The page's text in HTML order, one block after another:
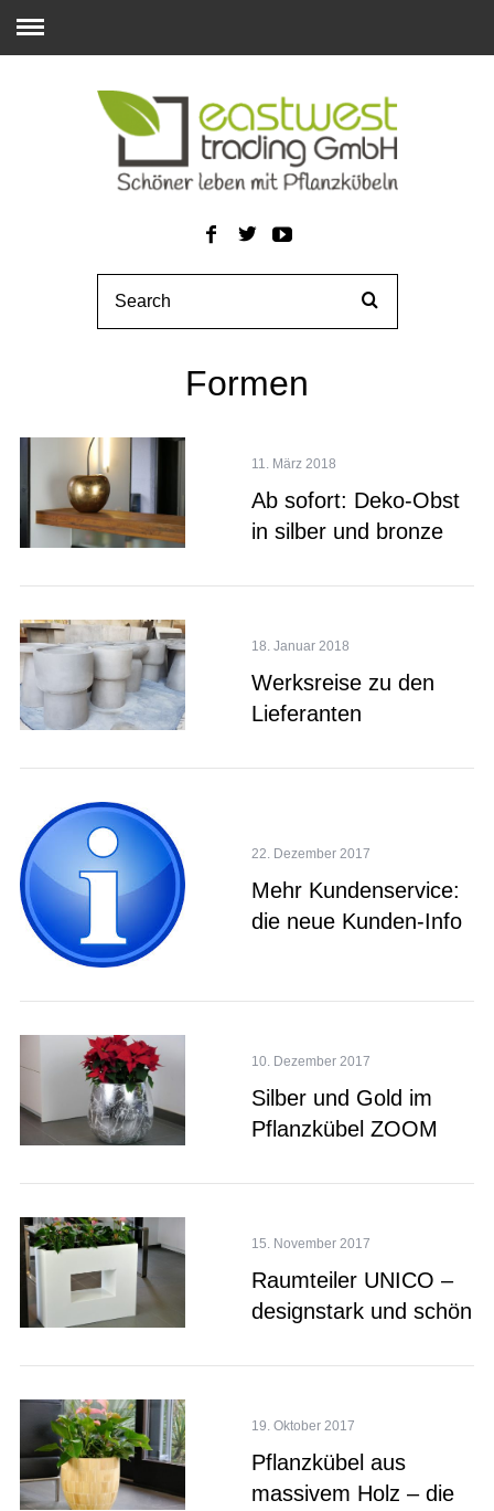
Formen
11. März 2018
Ab sofort: Deko-Obst
in silber und bronze
18. Januar 2018
Werksreise zu den
Lieferanten
22. Dezember 2017
Mehr Kundenservice:
die neue Kunden-Info
10. Dezember 2017
Silber und Gold im
Pflanzkübel ZOOM
15. November 2017
Raumteiler UNICO –
designstark und schön
19. Oktober 2017
Pflanzkübel aus
massivem Holz – die